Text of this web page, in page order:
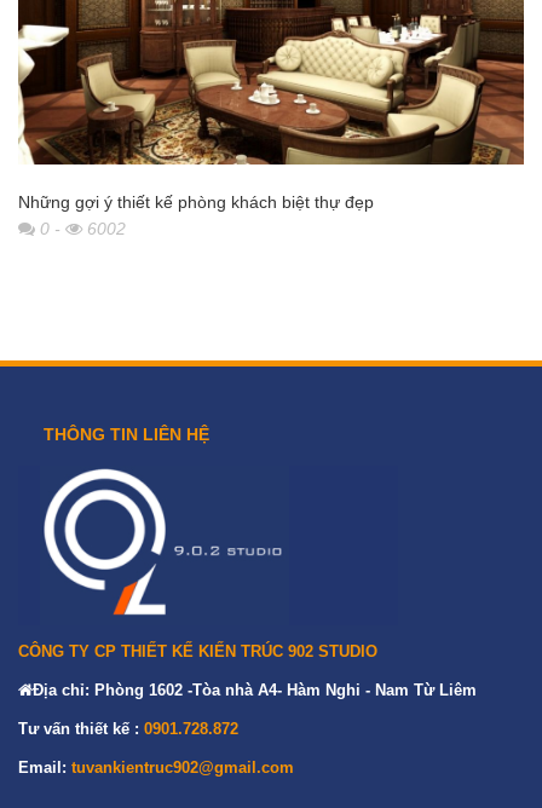
Những gợi ý thiết kế phòng khách biệt thự đẹp
0 - 6002
THÔNG TIN LIÊN HỆ
CÔNG TY CP THIẾT KẾ KIẾN TRÚC 902 STUDIO
Địa chỉ: Phòng 1602 -Tòa nhà A4- Hàm Nghi - Nam Từ Liêm
Tư vấn thiết kế : 0901.728.872
Email: tuvankientruc902@gmail.com